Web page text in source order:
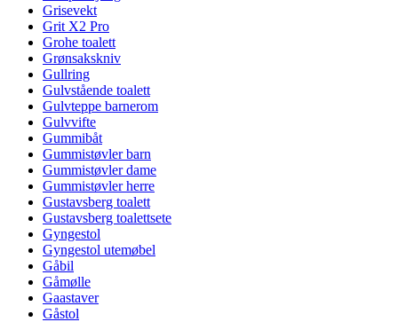
Grisevekt
Grit X2 Pro
Grohe toalett
Grønsakskniv
Gullring
Gulvstående toalett
Gulvteppe barnerom
Gulvvifte
Gummibåt
Gummistøvler barn
Gummistøvler dame
Gummistøvler herre
Gustavsberg toalett
Gustavsberg toalettsete
Gyngestol
Gyngestol utemøbel
Gåbil
Gåmølle
Gaastaver
Gåstol